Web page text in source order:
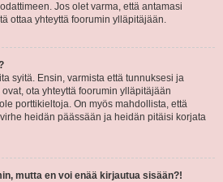
Jos olet varma, että antamasi
ottaa yhteyttä foorumin ylläpitäjään.
syitä. Ensin, varmista että tunnuksesi ja
ota yhteyttä foorumin ylläpitäjään
porttikieltoja. On myös mahdollista, että
heidän päässään ja heidän pitäisi korjata
mutta en voi enää kirjautua sisään?!